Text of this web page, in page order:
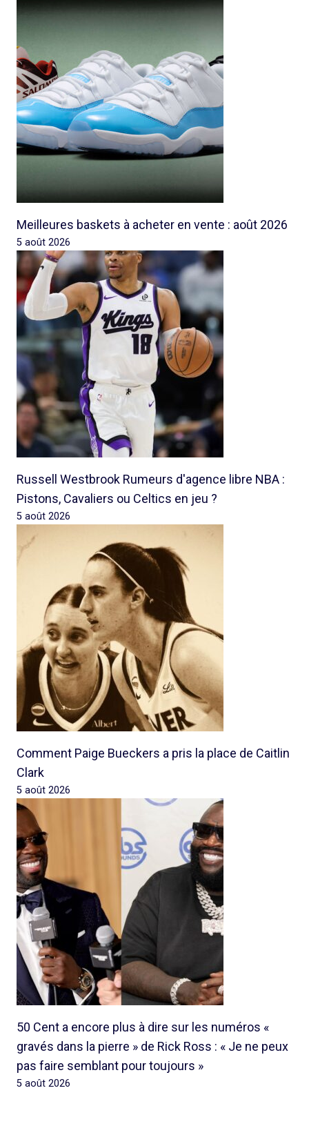
Meilleures baskets à acheter en vente : août 2026
5 août 2026
Russell Westbrook Rumeurs d'agence libre NBA :
Pistons, Cavaliers ou Celtics en jeu ?
5 août 2026
Comment Paige Bueckers a pris la place de Caitlin
Clark
5 août 2026
50 Cent a encore plus à dire sur les numéros «
gravés dans la pierre » de Rick Ross : « Je ne peux
pas faire semblant pour toujours »
5 août 2026